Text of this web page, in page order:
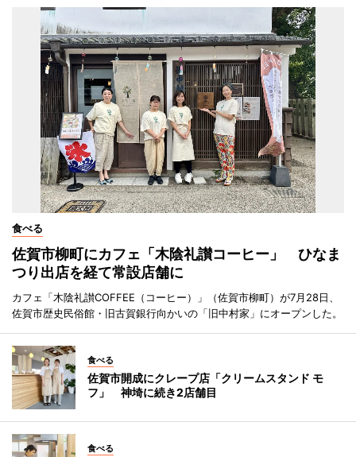
食べる
佐賀市柳町にカフェ「木陰礼讃コーヒー」 ひなま
つり出店を経て常設店舗に
カフェ「木陰礼讃COFFEE（コーヒー）」（佐賀市柳町）が7月28日、
佐賀市歴史民俗館・旧古賀銀行向かいの「旧中村家」にオープンした。
食べる
佐賀市開成にクレープ店「クリームスタンド モ
フ」 神埼に続き2店舗目
食べる